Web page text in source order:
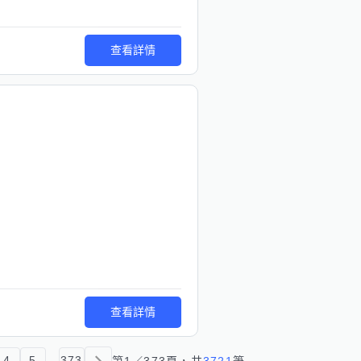
查看詳情
查看詳情